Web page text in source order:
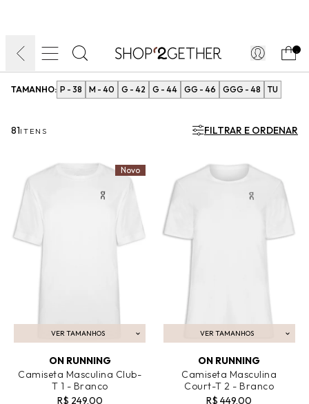
TAMANHO: P - 38 M - 40 G - 42 G - 44 GG - 46 GGG - 48 TU
81ITENS FILTRAR E ORDENAR
VER TAMANHOS
ADICIONAR AO CARRINHO
ON RUNNING
Camiseta Masculina Club-
T 1 - Branco
R$ 249,00
Novo
VER TAMANHOS
ADICIONAR AO CARRINHO
ON RUNNING
Camiseta Masculina
Court-T 2 - Branco
R$ 449,00